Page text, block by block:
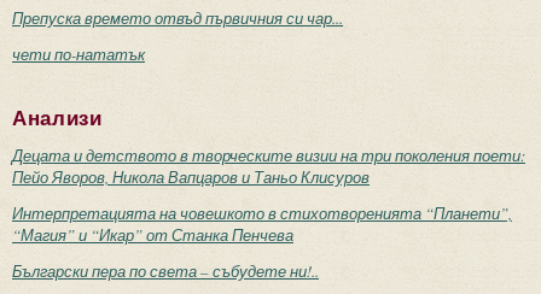
Препуска времето отвъд първичния си чар...
чети по-нататък
Анализи
Децата и детството в творческите визии на три поколения поети:
Пейо Яворов, Никола Вапцаров и Таньо Клисуров
Интерпретацията на човешкото в стихотворенията “Планети”,
“Магия” и “Икар” от Станка Пенчева
Български пера по света – събудете ни!..